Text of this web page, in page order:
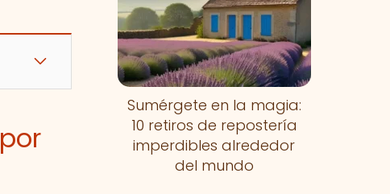
Sumérgete en la magia:
10 retiros de repostería
imperdibles alrededor
del mundo